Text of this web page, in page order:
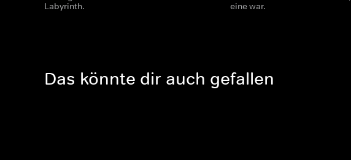
Labyrinth.
eine war.
Das könnte dir auch gefallen